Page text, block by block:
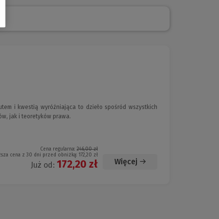
i kwestią wyróżniająca to dzieło spośród wszystkich
jak i teoretyków prawa.
Cena regularna: 246,00 zł
cena z 30 dni przed obniżką: 172,20 zł
Już od: 172,20 zł Więcej